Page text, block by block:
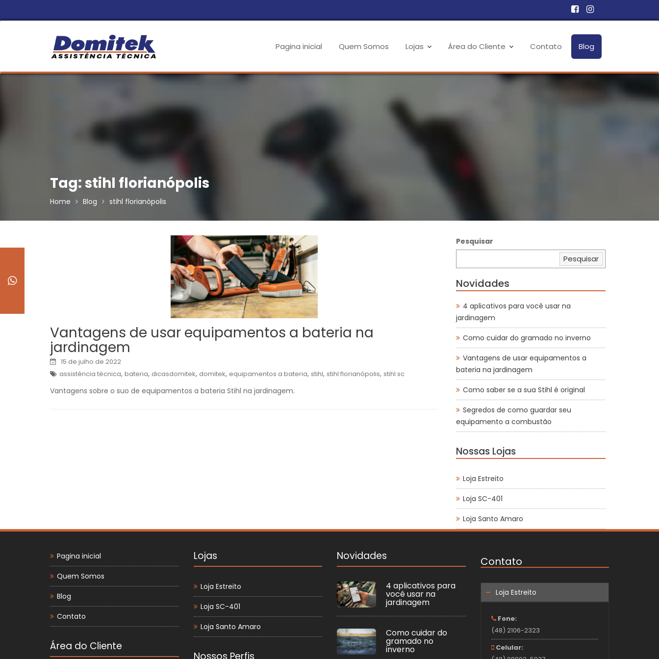
to
Pagina inicial Quem Somos Lojas Área do Cliente Contato Blog
Tag:stihl florianópolis
Home Blog stihl florianópolis
Vantagens de usar equipamentos a bateria na
jardinagem
15 de julho de 2022
assistência técnica, bateria, dicasdomitek, domitek, equipamentos a bateria, stihl, stihl florianópolis, stihl sc
Vantagens sobre o suo de equipamentos a bateria Stihl na jardinagem.
Pesquisar
Pesquisar
Novidades
4 aplicativos para você usar na
jardinagem
Como cuidar do gramado no inverno
Vantagens de usar equipamentos a
bateria na jardinagem
Como saber se a sua Stihl é original
Segredos de como guardar seu
equipamento a combustão
Nossas Lojas
Loja Estreito
Loja SC-401
Loja Santo Amaro
Pagina inicial
Quem Somos
Blog
Contato
Área do Cliente
Lojas
Loja Estreito
Loja SC-401
Loja Santo Amaro
Nossos Perfis
Novidades
4 aplicativos para
você usar na
jardinagem
Como cuidar do
gramado no
inverno
Contato
Loja Estreito
Fone:
(48) 2106-2323
Celular: